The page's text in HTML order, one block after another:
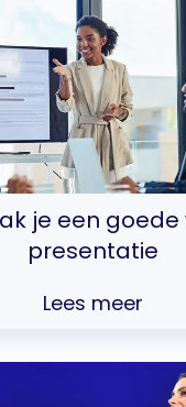
je een
presentatie
Lees meer